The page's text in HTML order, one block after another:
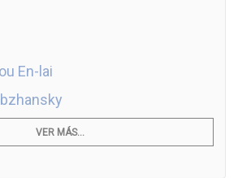
En-lai
VER MÁS...